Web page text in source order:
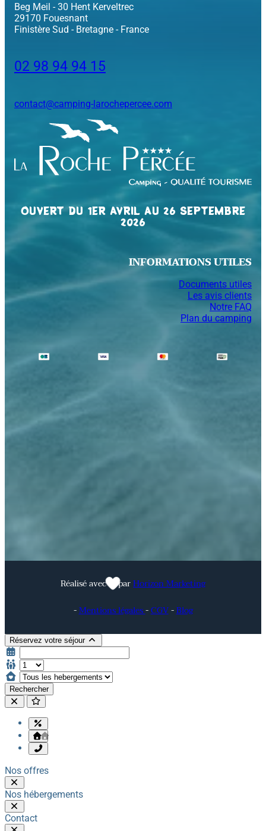
Beg Meil - 30 Hent Kerveltrec
29170 Fouesnant
Finistère Sud - Bretagne - France
02 98 94 94 15
contact@camping-larochepercee.com
OUVERT DU 1ER AVRIL AU 26 SEPTEMBRE
2026
INFORMATIONS UTILES
Documents utiles
Les avis clients
Notre FAQ
Plan du camping
Réalisé avec parHorizon Marketing
-Mentions légales-CGV-Blog
Réservez votre séjour
Rechercher
Nos offres
Nos hébergements
Contact